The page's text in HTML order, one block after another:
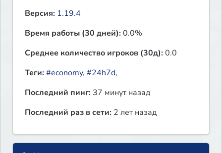
Версия: 1.19.4
Время работы (30 дней):0.0%
Среднее количество игроков (30д):0.0
Теги:#economy, #24h7d,
Последний пинг: 37 минут назад
Последний раз в сети: 2 лет назад